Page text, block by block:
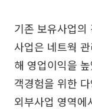
기존 보유사업의
사업은 네트웍
해 영업이익을
객경험을 위한
외부사업 영역에